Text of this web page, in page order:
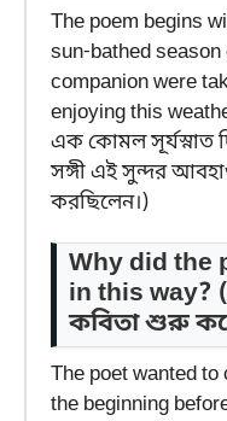
The poem begins
sun-bathed
companion were
enjoying this
এক কোমল সূর্যস্নাত
সঙ্গী এই সুন্দর
করছিলেন।)
Why did the
in this way?
কবিতা শুরু
The poet wanted
the beginning